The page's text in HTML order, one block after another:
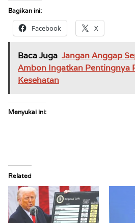
Bagikan ini:
Facebook X
Baca Juga Jangan Anggap
Ambon Ingatkan Pentingnya
Kesehatan
Menyukai ini:
Related